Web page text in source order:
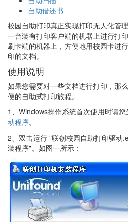
自助借还书
校园自助打印真正实现打印无人化管
一台装有打印客户端的机器上进行打
刷卡端的机器上，方便地用校园卡进
印的文档。
使用说明
如果您需要对一些文档进行打印，那
便的自助式打印旅程。
1、 Windows操作系统首次使用时请您
动程序。
2、双击运行 "联创校园自助打印驱动
装程序"。如图一所示：